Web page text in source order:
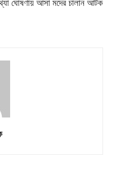
ঘোষণায় আসা মদের চালান আটক